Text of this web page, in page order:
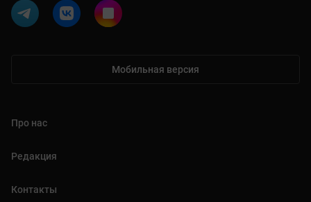
Мобильная версия
Про нас
Редакция
Контакты